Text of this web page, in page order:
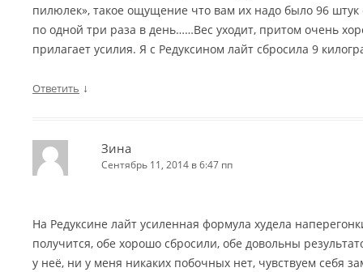
пилюлек», такое ощущение что вам их надо было 96 штук
по одной три раза в день……Вес уходит, притом очень
прилагает усилия. Я с Редуксином лайт сбросила 9
Ответить ↓
Зина
Сентябрь 11, 2014 в 6:47 пп
На Редуксине лайт усиленная формула худела
получится, обе хорошо сбросили, обе довольны
у неё, ни у меня никаких побочных нет, чувствуем себя